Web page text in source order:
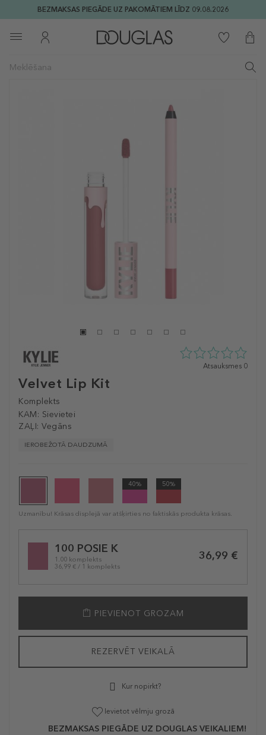
BEZMAKSAS PIEGĀDE UZ PAKOMĀTIEM LĪDZ 09.08.2026
Velvet Lip Kit
Komplekts
KAM: Sievietei
ZAĻI: Vegāns
IEROBEŽOTĀ DAUDZUMĀ
0
Atsauksmes 0
40% 50%
Uzmanību! Krāsas displejā var atšķirties no faktiskās produkta krāsas.
variation100 POSIE K
1.00 komplekts
36,99 € / 1 komplekts
36,99 €
PIEVIENOT GROZAM
REZERVĒT VEIKALĀ
Kur nopirkt?
Ievietot vēlmju grozā
BEZMAKSAS PIEGĀDE UZ DOUGLAS VEIKALIEM!